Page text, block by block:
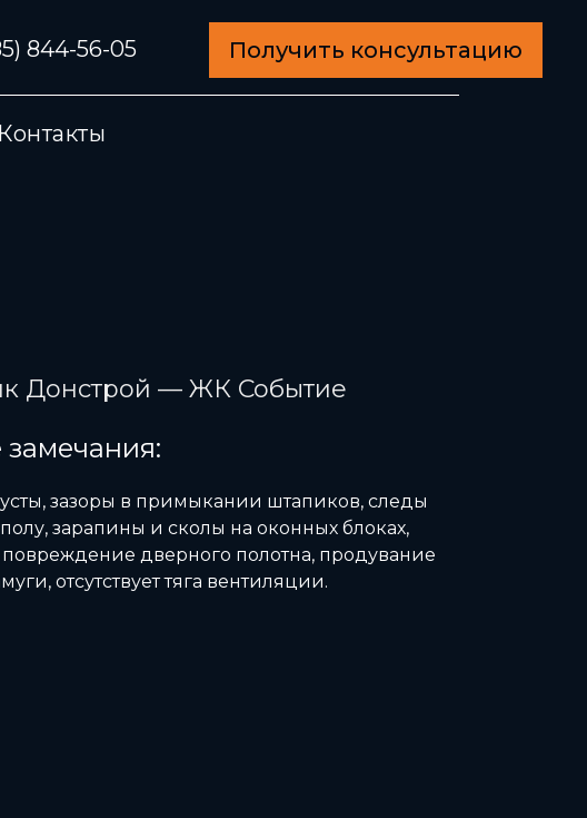
Получить консультацию
844-56-05
Контакты
Донстрой — ЖК Событие
зазоры в примыкании штапиков, следы
зарапины и сколы на оконных блоках,
дверного полотна, продувание
отсутствует тяга вентиляции.